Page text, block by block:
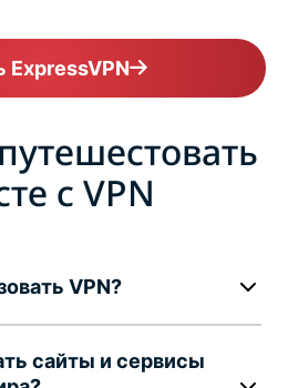
ExpressVPN
с VPN
VPN?
сайты и сервисы